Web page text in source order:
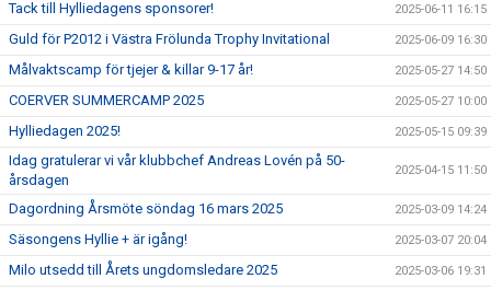
Tack till Hylliedagens sponsorer! 2025-06-11 16:15
Guld för P2012 i Västra Frölunda Trophy Invitational 2025-06-09 16:30
Målvaktscamp för tjejer & killar 9-17 år! 2025-05-27 14:50
COERVER SUMMERCAMP 2025 2025-05-27 10:00
Hylliedagen 2025! 2025-05-15 09:39
Idag gratulerar vi vår klubbchef Andreas Lovén på 50-
årsdagen
2025-04-15 11:50
Dagordning Årsmöte söndag 16 mars 2025 2025-03-09 14:24
Säsongens Hyllie + är igång! 2025-03-07 20:04
Milo utsedd till Årets ungdomsledare 2025 2025-03-06 19:31